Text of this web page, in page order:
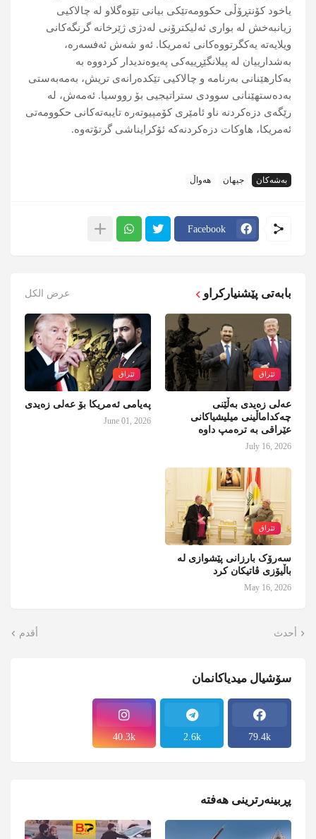
یاخود کۆنتڕۆڵی حکوومەتێکی بیانی تێوەگلاو لە چالاکیی
زیانبەخش لە بواری ئەلیکترۆنی لەدژی ژێرخانە گرنگەکانی
ویلایەتە یەکگرتووەکانی ئەمریکا. ئەو شەش ئەفسەرە،
بەشدارییان لە پیلانگێڕییەکی پەیوەندیدار کردووە بە
بەکارهێنانی بەرنامە و چالاکیی تێکدەرانەی تریش، بەمەبەستی
بەدەستهێنانی سوودی ستراتیجیی بۆ رووسیا. ئەمەش، لە
رێگەی دزەکردنە ناو ئامێری کۆمپیوتەرە تایبەتەکانی حکوومەتی
ئەمریکا، هاوکات دزەکردنەکە ئۆکرایناشی گرتۆتەوە.
بەشەکان جیهان هەواڵ
Facebook
بابەتی پێشنیارکراو عرض الكل
ئێراق
عەلی زەیدی بەڵێنی
چەکداماڵینی میلیشیاکانی
عێراقی بە ترەمپ داوە
July 16, 2026
ئێراق
پەیامی ئەمریکا بۆ عەلی زەیدی
June 01, 2026
ئێراق
سەرۆک بارزانی پێشوازی لە
باڵیۆزی ڤاتیکان کرد
May 16, 2026
أحدث أقدم
سۆشیال میدیاکانمان
79.4k
2.6k
40.3k
پڕبینەرترینی هەفتە